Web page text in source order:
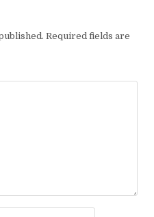
Required fields are